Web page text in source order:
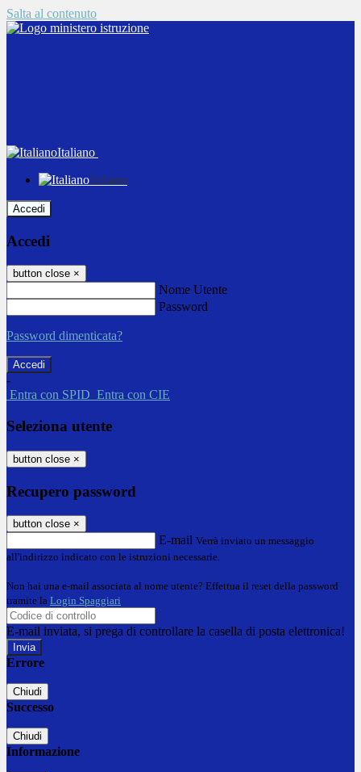
Salta al contenuto
Italiano
Italiano
Accedi
Accedi
button close ×
Nome Utente
Password
Password dimenticata?
-
Entra con SPID Entra con CIE
Seleziona utente
button close ×
Recupero password
button close ×
E-mail Verrà inviato un messaggio
all'indirizzo indicato con le istruzioni necessarie.
Non hai una e-mail associata al nome utente? Effettua il reset della password
tramite la Login Spaggiari
E-mail inviata, si prega di controllare la casella di posta elettronica!
Errore
Chiudi
Successo
Chiudi
Informazione